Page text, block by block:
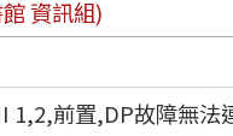
資訊組)
1,2,前置,DP故障無法